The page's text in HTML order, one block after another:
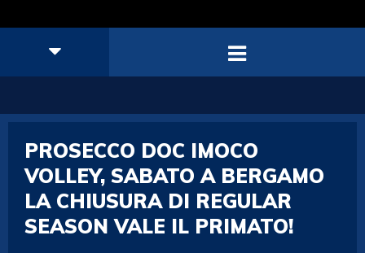
PROSECCO DOC IMOCO
VOLLEY, SABATO A BERGAMO
LA CHIUSURA DI REGULAR
SEASON VALE IL PRIMATO!